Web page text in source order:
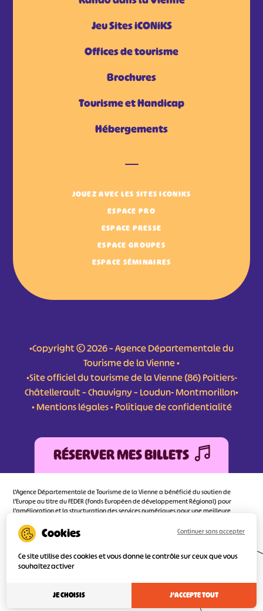
Jeu Sites iCONiKS
Offices de tourisme
Brochures
Tourisme et Handicap
Hébergements
JOUEZ AVEC LES SITES ICONIKS
ESPACE PRO
ESPACE PRESSE
ESPACE GROUPES
ESPACE SÉMINAIRES
•Copyright © 2026 – Agence Départementale du
Tourisme de la Vienne •
•Site officiel du tourisme de la Vienne (86) Poitiers-
Châtellerault – Chauvigny – Loudun- Montmorillon•
•Mentions légales•Politique de confidentialité
RÉSERVER MES BILLETS
L'Agence Départementale de Tourisme de la Vienne a bénéficié du soutien de
l’Europe au titre du FEDER (Fonds Européen de développement Régional) pour
l’amélioration et la structuration des services numériques pour une meilleure
d’orienter au mieux le visiteur.
Ce site utilise des cookies et vous donne le contrôle sur ceux que vous
souhaitez activer
J'ACCEPTE TOUT
Continuer sans accepter
JE CHOISIS